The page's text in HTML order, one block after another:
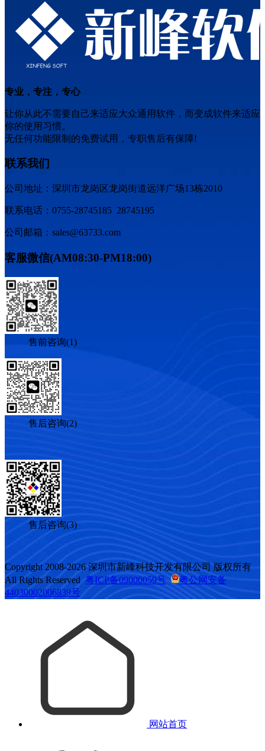
专业，专注，专心
让你从此不需要自己来适应大众通用软件，而变成软件来适应
你的使用习惯。
无任何功能限制的免费试用，专职售后有保障!
联系我们
公司地址：深圳市龙岗区龙岗街道远洋广场13栋2010
联系电话：0755-28745185 28745195
公司邮箱：sales@63733.com
客服微信(AM08:30-PM18:00)
售前咨询(1)
售后咨询(2)
售后咨询(3)
Copyright 2008-2026 深圳市新峰科技开发有限公司 版权所有
All Rights Reserved 粤ICP备09000059号
粤公网安备
44030002006839号
网站首页